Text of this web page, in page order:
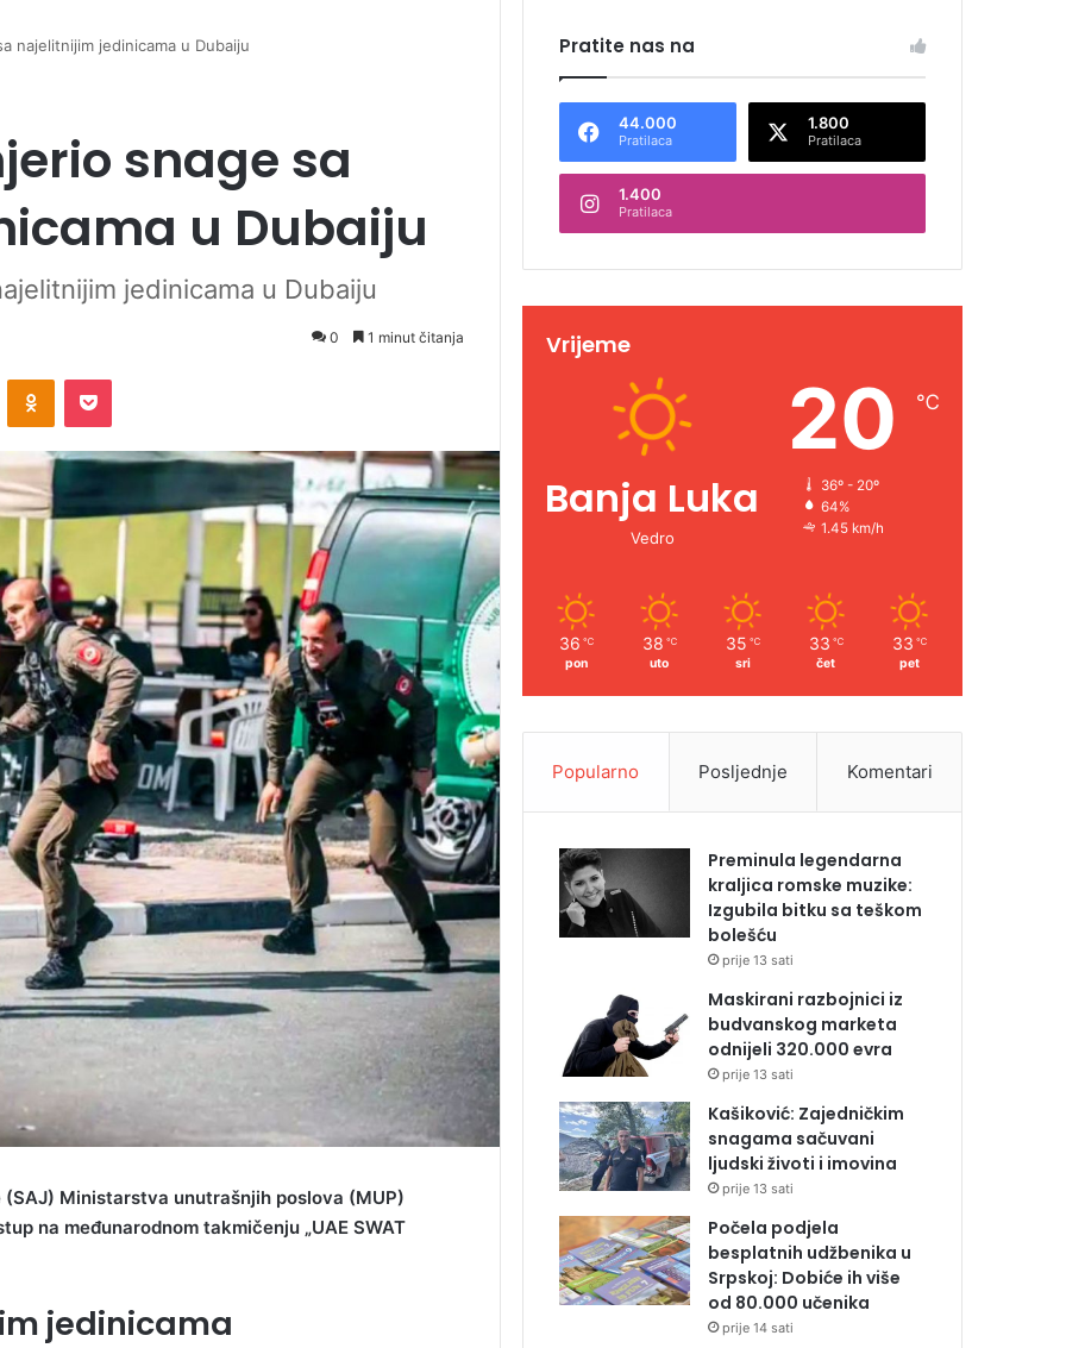
najelitnijim jedinicama u Dubaiju
snage sa
u Dubaiju
jedinicama u Dubaiju
0 1 minut čitanja
Ministarstva unutrašnjih poslova (MUP)
na međunarodnom takmičenju „UAE SWAT
jedinicama
Pratite nas na
44.000
Pratilaca
1.800
Pratilaca
1.400
Pratilaca
Vrijeme
Banja Luka
Vedro
20 ℃
36º - 20º
64%
1.45 km/h
36 ℃
pon
38 ℃
uto
35 ℃
sri
33 ℃
čet
33 ℃
pet
Popularno Posljednje Komentari
Preminula legendarna
kraljica romske muzike:
Izgubila bitku sa teškom
bolešću
prije 13 sati
Maskirani razbojnici iz
budvanskog marketa
odnijeli 320.000 evra
prije 13 sati
Kašiković: Zajedničkim
snagama sačuvani
ljudski životi i imovina
prije 13 sati
Počela podjela
besplatnih udžbenika u
Srpskoj: Dobiće ih više
od 80.000 učenika
prije 14 sati